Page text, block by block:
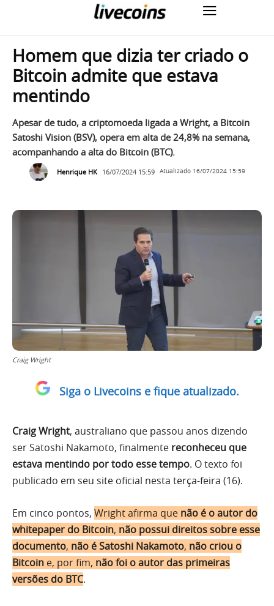
Homem que dizia ter criado o
Bitcoin admite que estava
mentindo
Apesar de tudo, a criptomoeda ligada a Wright, a Bitcoin
Satoshi Vision (BSV), opera em alta de 24,8% na semana,
acompanhando a alta do Bitcoin (BTC).
Henrique HK 16/07/2024 15:59 Atualizado 16/07/2024 15:59
Craig Wright
Siga o Livecoins e fique atualizado.
Craig Wright, australiano que passou anos dizendo
ser Satoshi Nakamoto, finalmente reconheceu que
estava mentindo por todo esse tempo. O texto foi
publicado em seu site oficial nesta terça-feira (16).
Em cinco pontos, Wright afirma que não é o autor do
whitepaper do Bitcoin, não possui direitos sobre esse
documento, não é Satoshi Nakamoto, não criou o
Bitcoin e, por fim, não foi o autor das primeiras
versões do BTC.